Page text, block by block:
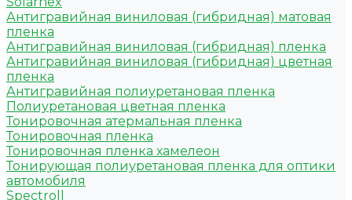
Антигравийная виниловая (гибридная) матовая
пленка
Антигравийная виниловая (гибридная) пленка
Антигравийная виниловая (гибридная) цветная
пленка
Антигравийная полиуретановая пленка
Полиуретановая цветная пленка
Тонировочная атермальная пленка
Тонировочная пленка
Тонировочная пленка хамелеон
Тонирующая полиуретановая пленка для оптики
автомобиля
Spectroll